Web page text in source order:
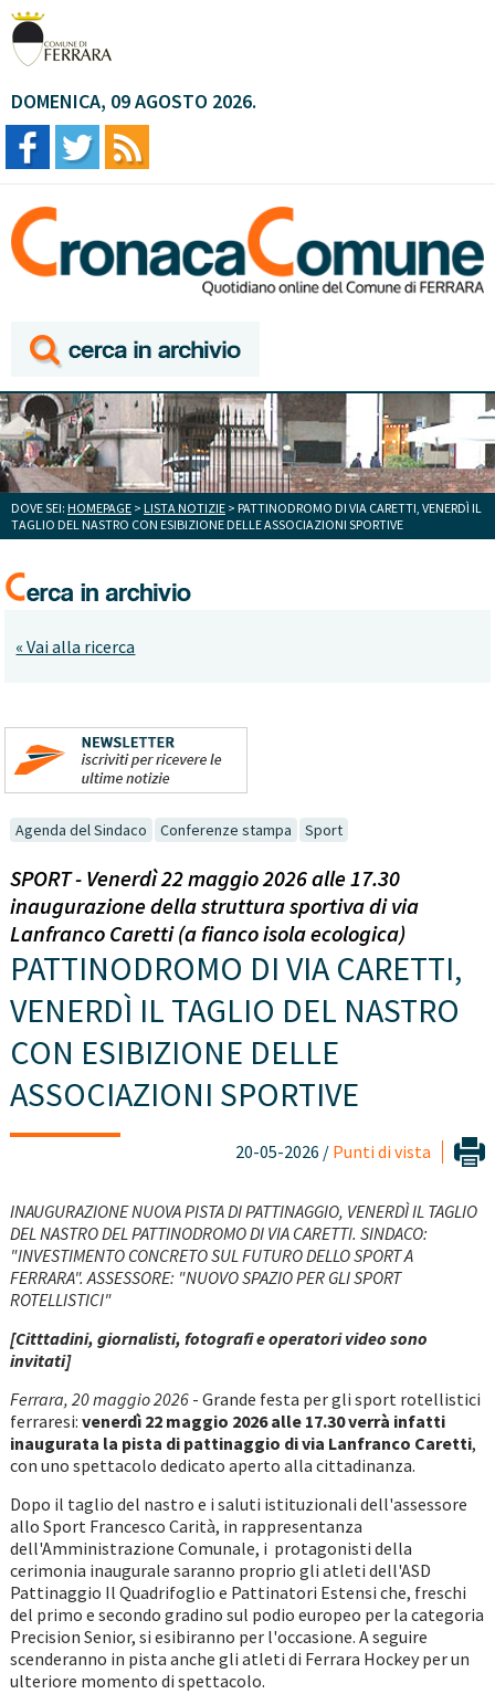
DOMENICA, 09 AGOSTO 2026.
DOVE SEI: HOMEPAGE > LISTA NOTIZIE > PATTINODROMO DI VIA CARETTI, VENERDÌ IL
TAGLIO DEL NASTRO CON ESIBIZIONE DELLE ASSOCIAZIONI SPORTIVE
« Vai alla ricerca
Agenda del Sindaco Conferenze stampa Sport
SPORT - Venerdì 22 maggio 2026 alle 17.30
inaugurazione della struttura sportiva di via
Lanfranco Caretti (a fianco isola ecologica)
PATTINODROMO DI VIA CARETTI,
VENERDÌ IL TAGLIO DEL NASTRO
CON ESIBIZIONE DELLE
ASSOCIAZIONI SPORTIVE
20-05-2026 / Punti di vista
INAUGURAZIONE NUOVA PISTA DI PATTINAGGIO, VENERDÌ IL TAGLIO
DEL NASTRO DEL PATTINODROMO DI VIA CARETTI. SINDACO:
"INVESTIMENTO CONCRETO SUL FUTURO DELLO SPORT A
FERRARA". ASSESSORE: "NUOVO SPAZIO PER GLI SPORT
ROTELLISTICI"
[Citttadini, giornalisti, fotografi e operatori video sono
invitati]
Ferrara, 20 maggio 2026 - Grande festa per gli sport rotellistici
ferraresi: venerdì 22 maggio 2026 alle 17.30 verrà infatti
inaugurata la pista di pattinaggio di via Lanfranco Caretti,
con uno spettacolo dedicato aperto alla cittadinanza.
Dopo il taglio del nastro e i saluti istituzionali dell'assessore
allo Sport Francesco Carità, in rappresentanza
dell'Amministrazione Comunale, i protagonisti della
cerimonia inaugurale saranno proprio gli atleti dell'ASD
Pattinaggio Il Quadrifoglio e Pattinatori Estensi che, freschi
del primo e secondo gradino sul podio europeo per la categoria
Precision Senior, si esibiranno per l'occasione. A seguire
scenderanno in pista anche gli atleti di Ferrara Hockey per un
ulteriore momento di spettacolo.